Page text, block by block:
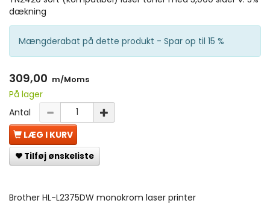
dækning
Mængderabat på dette produkt - Spar op til 15 %
309,00 m/Moms
På lager
Antal
LÆG I KURV
Tilføj ønskeliste
Brother HL-L2375DW monokrom laser printer